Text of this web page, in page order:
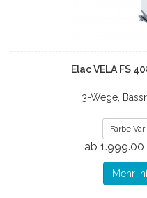
Elac VELA FS
3-Wege,
Farbe
ab
Mehr